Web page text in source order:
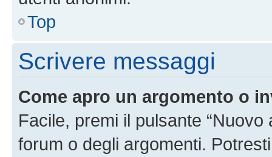
Top
Scrivere messaggi
Come apro un argomento o
Facile, premi il pulsante
forum o degli argomenti.